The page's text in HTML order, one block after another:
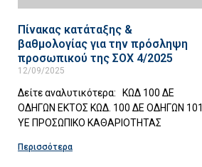
Πίνακας κατάταξης &
βαθμολογίας για την πρόσληψη
προσωπικού της ΣΟΧ 4/2025
12/09/2025
Δείτε αναλυτικότερα: ΚΩΔ 100 ΔΕ
ΟΔΗΓΩΝ ΕΚΤΟΣ ΚΩΔ. 100 ΔΕ ΟΔΗΓΩΝ 101
ΥΕ ΠΡΟΣΩΠΙΚΟ ΚΑΘΑΡΙΟΤΗΤΑΣ
Περισσότερα